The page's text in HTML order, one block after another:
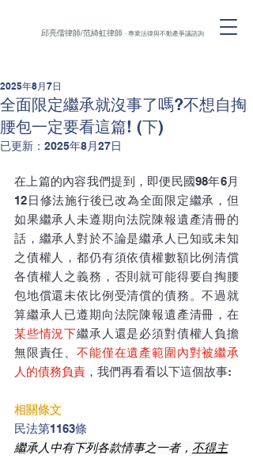
邱亮儒律師/范綺虹律師- 專業法律與不動產爭議諮詢
全面限定繼承就沒事了嗎?不想自掏
腰包一定要看這篇! (下)
2025年8月7日
已更新： 2025年8月27日
在上篇的內容我們提到，即便民國98年6月
12日修法施行後已改為全面限定繼承，但
如果繼承人未遵期向法院陳報遺產清冊的
話，繼承人對於不論是繼承人已知或未知
之債權人，都仍有須依債權數額比例清償
各債權人之義務，否則就可能得要自掏腰
包地償還未依比例受清償的債務。不過就
算繼承人已遵期向法院陳報遺產清冊，在
某些情況下繼承人還是必須對債權人負擔
無限責任、不能僅在遺產範圍內對被繼承
人的債務負責 ，我們再看看以下這個故事:
相關條文
民法第1163條
繼承人中有下列各款情事之一者， 不得主